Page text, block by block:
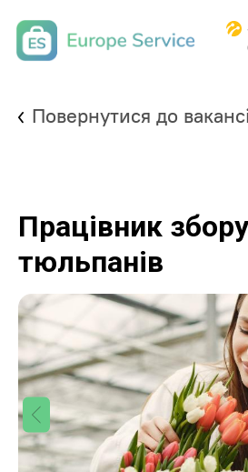
Повернутися до
Працівник збору
тюльпанів